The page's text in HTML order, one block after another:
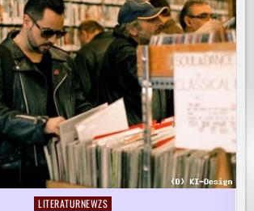
Posted
LITERATURNEWZS